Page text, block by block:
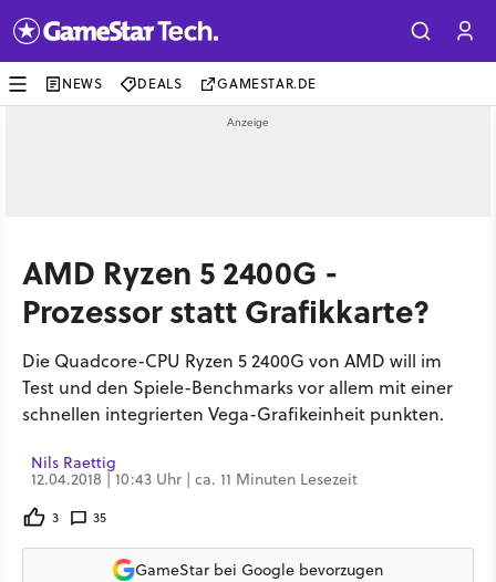
NEWS DEALS GAMESTAR.DE
AMD Ryzen 5 2400G -
Prozessor statt Grafikkarte?
Die Quadcore-CPU Ryzen 5 2400G von AMD will im
Test und den Spiele-Benchmarks vor allem mit einer
schnellen integrierten Vega-Grafikeinheit punkten.
Nils Raettig
12.04.2018 | 10:43 Uhr | ca. 11 Minuten Lesezeit
3 35
GameStar bei Google bevorzugen